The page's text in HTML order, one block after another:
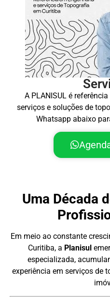
A PLANISUL é
serviços e soluções de
Whatsapp abaixo
Uma Década
Em meio ao constante
Curitiba, a Planisul
especializada,
experiência em serviços de